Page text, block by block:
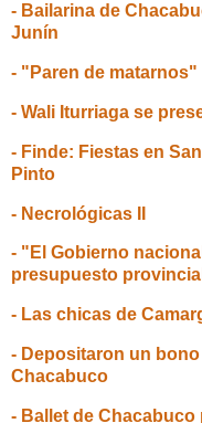
- Bailarina de
Junín
- "Paren de matarnos"
- Wali Iturriaga se
- Finde: Fiestas en
Pinto
- Necrológicas II
- "El Gobierno
presupuesto
- Las chicas de
- Depositaron un
Chacabuco
- Ballet de